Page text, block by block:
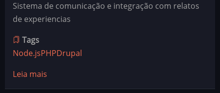
Sistema de comunicação e integração com relatos
de experiencias
Tags
Node.jsPHPDrupal
Leia mais
Comunidade